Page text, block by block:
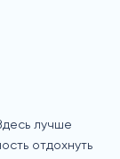
лучше
отдохнуть